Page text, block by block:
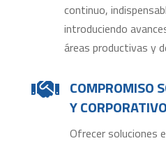
continuo,
introduciendo
áreas productivas y
 COMPROMISO
Y CORPORATIVO
Ofrecer soluciones